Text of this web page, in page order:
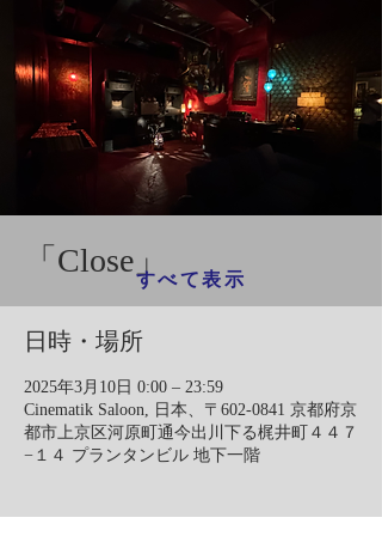
「Close」
日時・場所
2025年3月10日 0:00 – 23:59
Cinematik Saloon, 日本、〒602-0841 京都府京
都市上京区河原町通今出川下る梶井町４４７
−１４ プランタンビル 地下一階
すべて表示